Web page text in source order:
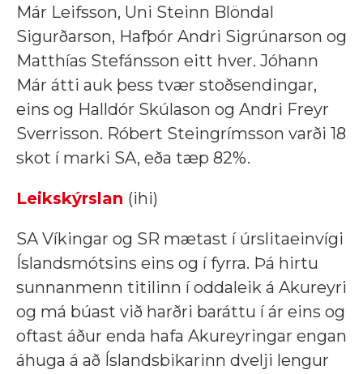
Már Leifsson, Uni Steinn Blöndal
Sigurðarson, Hafþór Andri Sigrúnarson og
Matthías Stefánsson eitt hver. Jóhann
Már átti auk þess tvær stoðsendingar,
eins og Halldór Skúlason og Andri Freyr
Sverrisson. Róbert Steingrímsson varði 18
skot í marki SA, eða tæp 82%.
Leikskýrslan (ihi)
SA Víkingar og SR mætast í úrslitaeinvígi
Íslandsmótsins eins og í fyrra. Þá hirtu
sunnanmenn titilinn í oddaleik á Akureyri
og má búast við harðri baráttu í ár eins og
oftast áður enda hafa Akureyringar engan
áhuga á að Íslandsbikarinn dvelji lengur